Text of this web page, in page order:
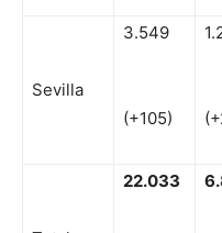
Sevilla
3.549
(+105)
22.033 6